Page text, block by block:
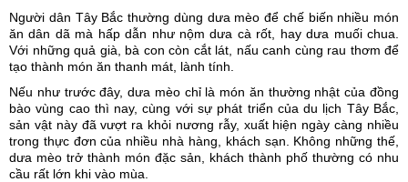
Người dân Tây Bắc thường dùng dưa mèo để chế biến nhiều món
ăn dân dã mà hấp dẫn như nộm dưa cà rốt, hay dưa muối chua.
Với những quả già, bà con còn cắt lát, nấu canh cùng rau thơm để
tạo thành món ăn thanh mát, lành tính.
Nếu như trước đây, dưa mèo chỉ là món ăn thường nhật của đồng
bào vùng cao thì nay, cùng với sự phát triển của du lịch Tây Bắc,
sản vật này đã vượt ra khỏi nương rẫy, xuất hiện ngày càng nhiều
trong thực đơn của nhiều nhà hàng, khách sạn. Không những thế,
dưa mèo trở thành món đặc sản, khách thành phố thường có nhu
cầu rất lớn khi vào mùa.